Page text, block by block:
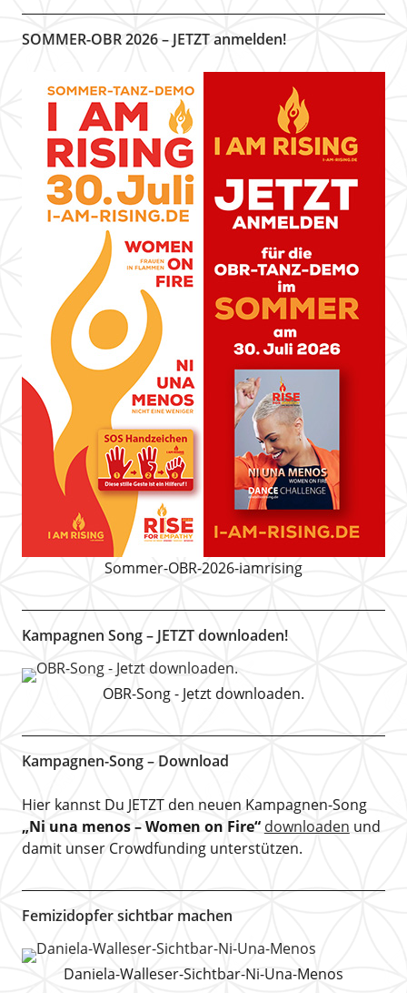
SOMMER-OBR 2026 – JETZT anmelden!
Sommer-OBR-2026-iamrising
Kampagnen Song – JETZT downloaden!
OBR-Song - Jetzt downloaden.
Kampagnen-Song – Download
Hier kannst Du JETZT den neuen Kampagnen-Song
„Ni una menos – Women on Fire“ downloaden und
damit unser Crowdfunding unterstützen.
Femizidopfer sichtbar machen
Daniela-Walleser-Sichtbar-Ni-Una-Menos